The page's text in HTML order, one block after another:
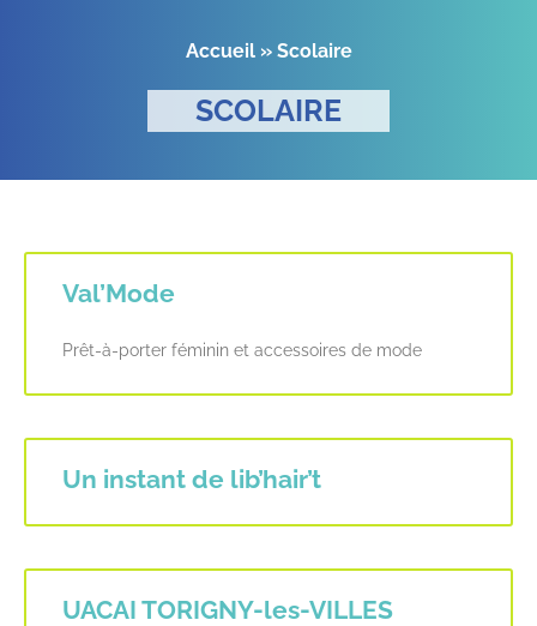
Accueil» Scolaire
SCOLAIRE
Val’Mode
Prêt-à-porter féminin et accessoires de mode
Un instant de lib’hair’t
UACAI TORIGNY-les-VILLES